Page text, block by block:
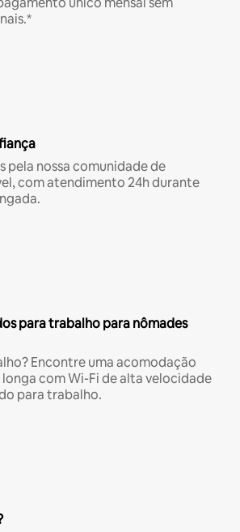
pela nossa comunidade de
com atendimento 24h durante
para trabalho para nômades
Encontre uma acomodação
com Wi-Fi de alta velocidade
para trabalho.